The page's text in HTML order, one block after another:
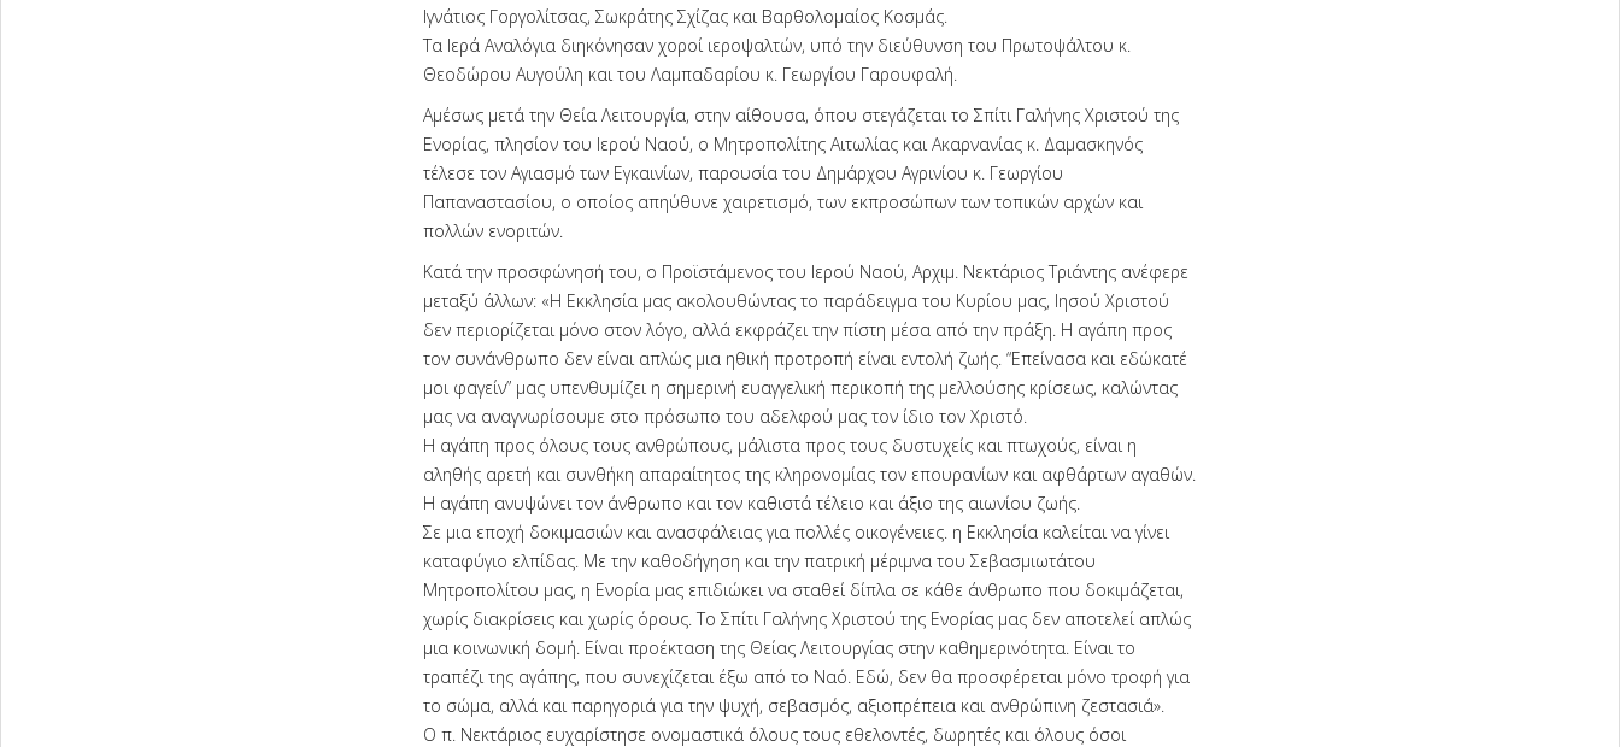
Ιγνάτιος Γοργολίτσας, Σωκράτης Σχίζας και Βαρθολομαίος Κοσμάς.
Τα Ιερά Αναλόγια διηκόνησαν χοροί ιεροψαλτών, υπό την διεύθυνση του Πρωτοψάλτου κ.
Θεοδώρου Αυγούλη και του Λαμπαδαρίου κ. Γεωργίου Γαρουφαλή.
Αμέσως μετά την Θεία Λειτουργία, στην αίθουσα, όπου στεγάζεται το Σπίτι Γαλήνης Χριστού της
Ενορίας, πλησίον του Ιερού Ναού, ο Μητροπολίτης Αιτωλίας και Ακαρνανίας κ. Δαμασκηνός
τέλεσε τον Αγιασμό των Εγκαινίων, παρουσία του Δημάρχου Αγρινίου κ. Γεωργίου
Παπαναστασίου, ο οποίος απηύθυνε χαιρετισμό, των εκπροσώπων των τοπικών αρχών και
πολλών ενοριτών.
Κατά την προσφώνησή του, ο Προϊστάμενος του Ιερού Ναού, Αρχιμ. Νεκτάριος Τριάντης ανέφερε
μεταξύ άλλων: «Η Εκκλησία μας ακολουθώντας το παράδειγμα του Κυρίου μας, Ιησού Χριστού
δεν περιορίζεται μόνο στον λόγο, αλλά εκφράζει την πίστη μέσα από την πράξη. Η αγάπη προς
τον συνάνθρωπο δεν είναι απλώς μια ηθική προτροπή είναι εντολή ζωής. “Επείνασα και εδώκατέ
μοι φαγείν” μας υπενθυμίζει η σημερινή ευαγγελική περικοπή της μελλούσης κρίσεως, καλώντας
μας να αναγνωρίσουμε στο πρόσωπο του αδελφού μας τον ίδιο τον Χριστό.
Η αγάπη προς όλους τους ανθρώπους, μάλιστα προς τους δυστυχείς και πτωχούς, είναι η
αληθής αρετή και συνθήκη απαραίτητος της κληρονομίας τον επουρανίων και αφθάρτων αγαθών.
Η αγάπη ανυψώνει τον άνθρωπο και τον καθιστά τέλειο και άξιο της αιωνίου ζωής.
Σε μια εποχή δοκιμασιών και ανασφάλειας για πολλές οικογένειες. η Εκκλησία καλείται να γίνει
καταφύγιο ελπίδας. Με την καθοδήγηση και την πατρική μέριμνα του Σεβασμιωτάτου
Μητροπολίτου μας, η Ενορία μας επιδιώκει να σταθεί δίπλα σε κάθε άνθρωπο που δοκιμάζεται,
χωρίς διακρίσεις και χωρίς όρους. Το Σπίτι Γαλήνης Χριστού της Ενορίας μας δεν αποτελεί απλώς
μια κοινωνική δομή. Είναι προέκταση της Θείας Λειτουργίας στην καθημερινότητα. Είναι το
τραπέζι της αγάπης, που συνεχίζεται έξω από το Ναό. Εδώ, δεν θα προσφέρεται μόνο τροφή για
το σώμα, αλλά και παρηγοριά για την ψυχή, σεβασμός, αξιοπρέπεια και ανθρώπινη ζεστασιά».
Ο π. Νεκτάριος ευχαρίστησε ονομαστικά όλους τους εθελοντές, δωρητές και όλους όσοι